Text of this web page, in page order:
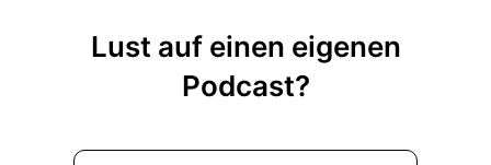
Lust auf einen eigenen
Podcast?